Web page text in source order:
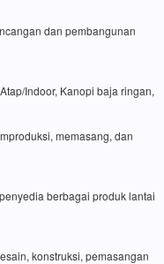
dan pembangunan
Indoor, Kanopi baja ringan,
memasang, dan
berbagai produk lantai
konstruksi, pemasangan